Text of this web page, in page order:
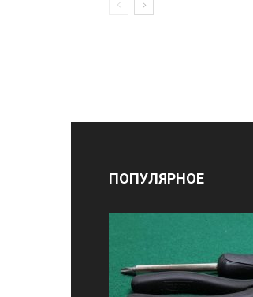
ПОПУЛЯРНОЕ